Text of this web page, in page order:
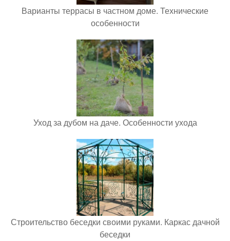
Варианты террасы в частном доме. Технические
особенности
Уход за дубом на даче. Особенности ухода
Строительство беседки своими руками. Каркас дачной
беседки